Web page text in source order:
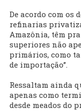
De acordo com os
refinarias
Amazônia, têm
superiores não
primários, como
de importação”.
Ressaltam ainda
apenas como
desde meados do